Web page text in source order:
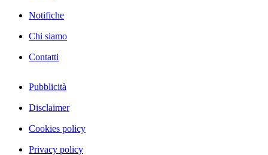
Notifiche
Chi siamo
Contatti
Pubblicità
Disclaimer
Cookies policy
Privacy policy